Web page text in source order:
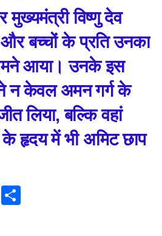
विष्णु देव
बच्चों के प्रति उनका
आया। उनके इस
न केवल अमन गर्ग के
लिया, बल्कि वहां
के हृदय में भी अमिट छाप
Share